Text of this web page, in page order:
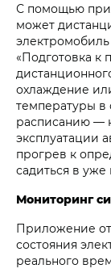
С помощью
может
«Подготовка к
охлаждение
температуры в
расписанию —
эксплуатации
прогрев к
садиться в
Мониторинг
Приложение
состояния
реального